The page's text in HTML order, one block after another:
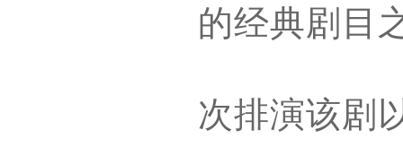
的经典剧目
次排演该剧